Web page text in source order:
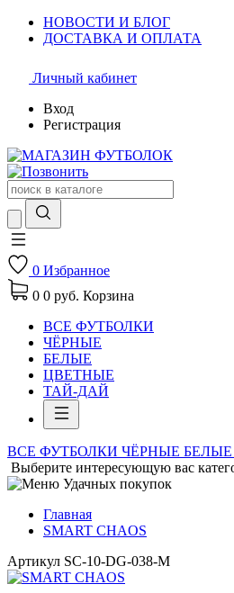
НОВОСТИ И БЛОГ
ДОСТАВКА И ОПЛАТА
Личный кабинет
Вход
Регистрация
0 Избранное
0 0 руб. Корзина
ВСЕ ФУТБОЛКИ
ЧЁРНЫЕ
БЕЛЫЕ
ЦВЕТНЫЕ
ТАЙ-ДАЙ
ВСЕ ФУТБОЛКИ ЧЁРНЫЕ БЕЛЫЕ
Выберите интересующую вас
Главная
SMART CHAOS
Артикул SC-10-DG-038-M